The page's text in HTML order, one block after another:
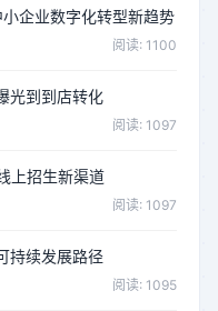
企业数字化转型新趋势
阅读: 1100
光到到店转化
阅读: 1097
上招生新渠道
阅读: 1097
持续发展路径
阅读: 1095